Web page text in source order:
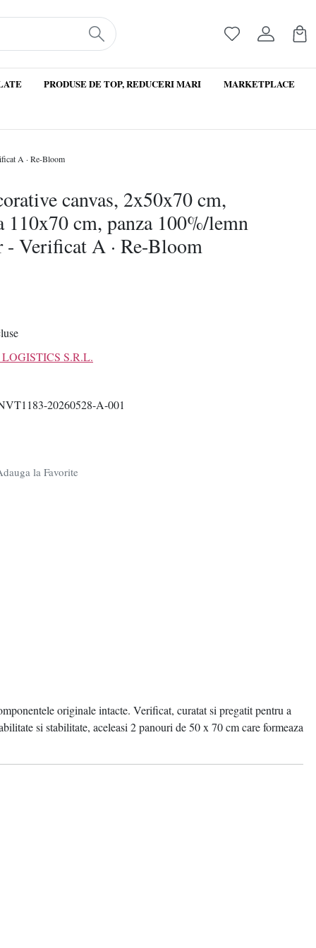
PRODUSE DE TOP, REDUCERI MARI MARKETPLACE
A · Re-Bloom
canvas, 2x50x70 cm,
110x70 cm, panza 100%/lemn
Verificat A · Re-Bloom
S.R.L.
20260528-A-001
la Favorite
originale intacte. Verificat, curatat si pregatit pentru a
si stabilitate, aceleasi 2 panouri de 50 x 70 cm care formeaza